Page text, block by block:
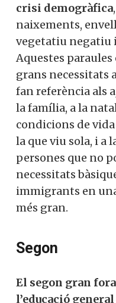
crisi demogràfica
naixements,
vegetatiu negatiu
Aquestes
grans necessitats
fan referència als
la família, a la
condicions de
la que viu sola, i a
persones que no
necessitats
immigrants en
més gran.
Segon
El segon gran
l’educació